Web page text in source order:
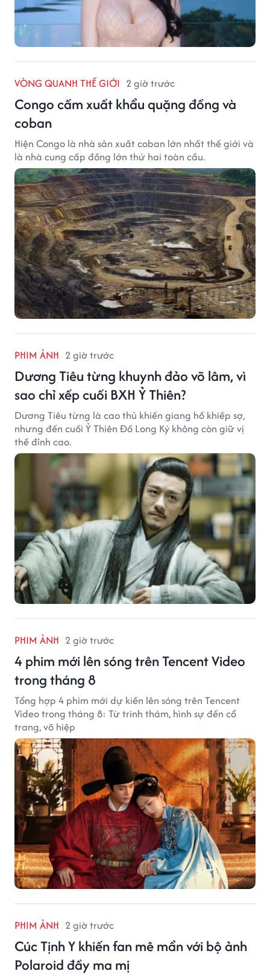
VÒNG QUANH THẾ GIỚI 2 giờ trước
Congo cấm xuất khẩu quặng đồng và
coban
Hiện Congo là nhà sản xuất coban lớn nhất thế giới và
là nhà cung cấp đồng lớn thứ hai toàn cầu.
PHIM ẢNH 2 giờ trước
Dương Tiêu từng khuynh đảo võ lâm, vì
sao chỉ xếp cuối BXH Ỷ Thiên?
Dương Tiêu từng là cao thủ khiến giang hồ khiếp sợ,
nhưng đến cuối Ỷ Thiên Đồ Long Ký không còn giữ vị
thế đỉnh cao.
PHIM ẢNH 2 giờ trước
4 phim mới lên sóng trên Tencent Video
trong tháng 8
Tổng hợp 4 phim mới dự kiến lên sóng trên Tencent
Video trong tháng 8: Từ trinh thám, hình sự đến cổ
trang, võ hiệp
PHIM ẢNH 2 giờ trước
Cúc Tịnh Y khiến fan mê mẩn với bộ ảnh
Polaroid đầy ma mị